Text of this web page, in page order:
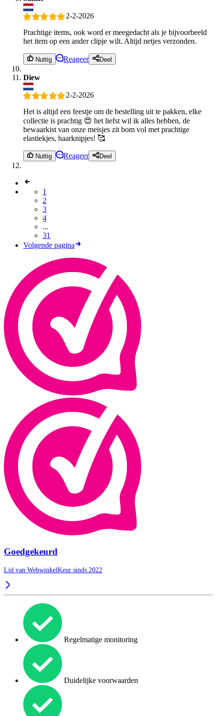
2-2-2026
Prachtige items, ook word er meegedacht als je bijvoorbeeld
het item op een ander clipje wilt. Altijd netjes verzonden.
Nuttig Reageer Deel
Diew
2-2-2026
Het is altijd een feestje om de bestelling uit te pakken, elke
collectie is prachtig 😍 het liefst wil ik alles hebben, de
bewaarkist van onze meisjes zit bom vol met prachtige
elastiekjes, haarknipjes! 🥰
Nuttig Reageer Deel
1
2
3
4
...
31
Volgende pagina
Goedgekeurd
Lid van WebwinkelKeur sinds 2022
Regelmatige monitoring
Duidelijke voorwaarden